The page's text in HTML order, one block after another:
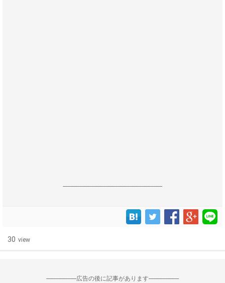
------------------------------------------------------------------
30 view
--------------------広告の後に記事があります--------------------